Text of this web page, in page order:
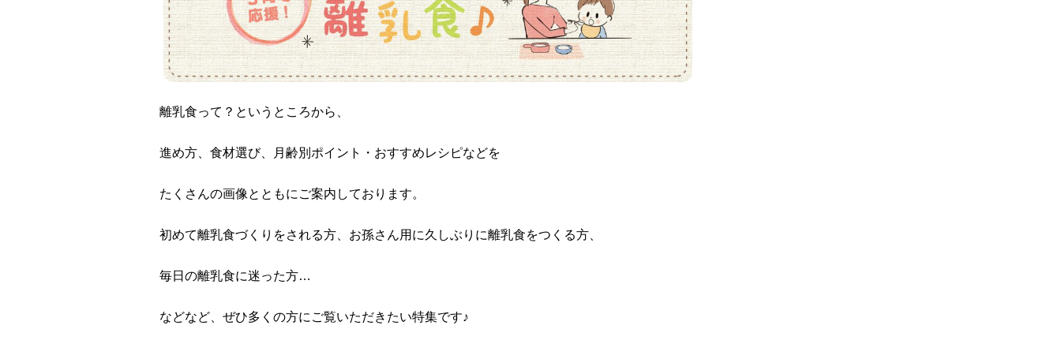
離乳食って？というところから、
進め方、食材選び、月齢別ポイント・おすすめレシピなどを
たくさんの画像とともにご案内しております。
初めて離乳食づくりをされる方、お孫さん用に久しぶりに離乳食をつくる方、
毎日の離乳食に迷った方…
などなど、ぜひ多くの方にご覧いただきたい特集です♪